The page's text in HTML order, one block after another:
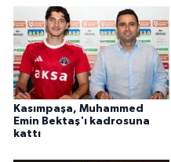
Kasımpaşa, Muhammed
Emin Bektaş'ı kadrosuna
kattı